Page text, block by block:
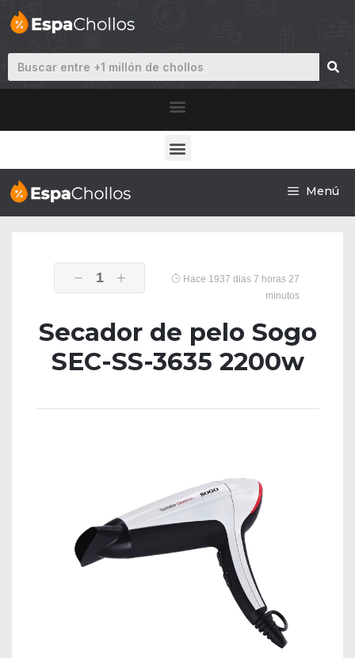
Menú
1
Hace 1937 dias 7 horas 27
minutos
Secador de pelo Sogo
SEC-SS-3635 2200w